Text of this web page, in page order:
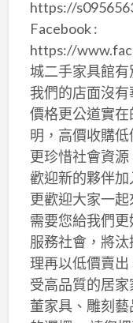
https://
Facebook :
https://
城二手家具館有
我們的店面沒
價格更公道實
明，高價收購低
更珍惜社會資
歡迎新的夥伴加
更歡迎大家一
需要您給我們
服務社會，將
理再以低價賣
受高品質的居
董家具、雕刻